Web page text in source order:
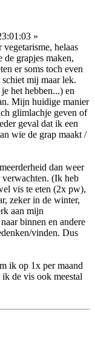
»
helaas
de grapjes maken,
er soms toch even
mij maar lek.
het hebben...) en
Mijn huidige manier
glimlachje geven of
geval dat ik een
wie de grap maakt /
dan weer
verwachten. (Ik heb
vis te eten (2x pw),
zeker in de winter,
aan mijn
binnen en andere
vinden. Dus
ik op 1x per maand
de vis ook meestal